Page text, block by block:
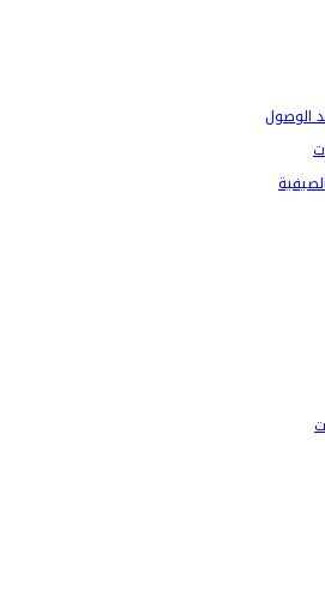
الوصول